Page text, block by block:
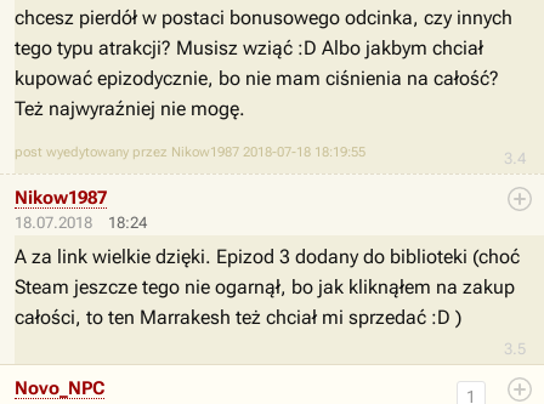
3.4
chcesz pierdół w postaci bonusowego odcinka, czy innych
tego typu atrakcji? Musisz wziąć :D Albo jakbym chciał
kupować epizodycznie, bo nie mam ciśnienia na całość?
Też najwyraźniej nie mogę.
post wyedytowany przez Nikow1987 2018-07-18 18:19:55
18.07.2018 18:24
3.5
Nikow1987
A za link wielkie dzięki. Epizod 3 dodany do biblioteki (choć
Steam jeszcze tego nie ogarnął, bo jak kliknąłem na zakup
całości, to ten Marrakesh też chciał mi sprzedać :D )
1
Novo_NPC